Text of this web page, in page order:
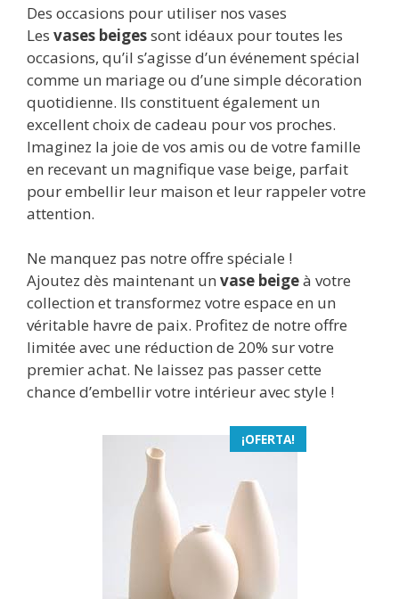
Des occasions pour utiliser nos vases
Les vases beigessont idéaux pour toutes les
occasions, qu’il s’agisse d’un événement spécial
comme un mariage ou d’une simple décoration
quotidienne. Ils constituent également un
excellent choix de cadeau pour vos proches.
Imaginez la joie de vos amis ou de votre famille
en recevant un magnifique vase beige, parfait
pour embellir leur maison et leur rappeler votre
attention.
Ne manquez pas notre offre spéciale !
Ajoutez dès maintenant un vase beigeà votre
collection et transformez votre espace en un
véritable havre de paix. Profitez de notre offre
limitée avec une réduction de 20% sur votre
premier achat. Ne laissez pas passer cette
chance d’embellir votre intérieur avec style !
¡OFERTA!